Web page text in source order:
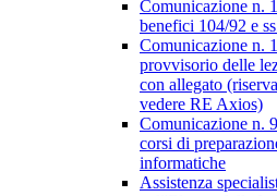
Comunicazione n.
benefici 104/92 e
Comunicazione n.
provvisorio delle
con allegato
vedere RE Axios)
Comunicazione n.
corsi di
informatiche
Assistenza